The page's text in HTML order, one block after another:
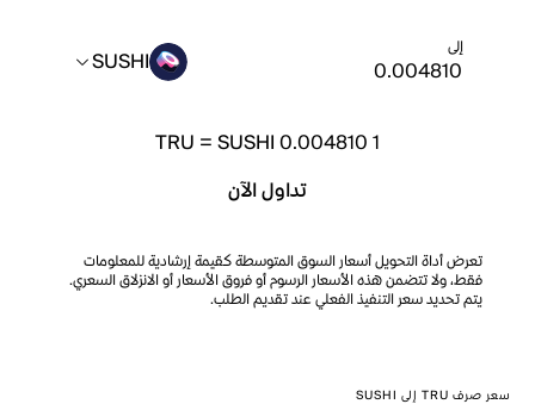
إلى SUSHI
1
TRU =SUSHI 0.004810
تداول الآن
تعرض أداة التحويل أسعار السوق المتوسطة كقيمة إرشادية للمعلومات
فقط، ولا تتضمن هذه الأسعار الرسوم أو فروق الأسعار أو الانزلاق السعري.
يتم تحديد سعر التنفيذ الفعلي عند تقديم الطلب.
سعر صرف TRU إلى SUSHI